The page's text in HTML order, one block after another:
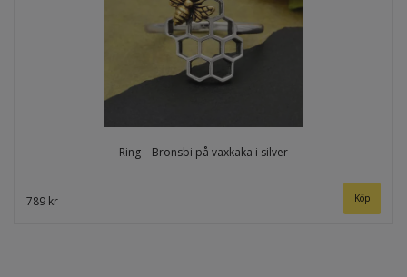
Ring – Bronsbi på vaxkaka i silver
789 kr Köp